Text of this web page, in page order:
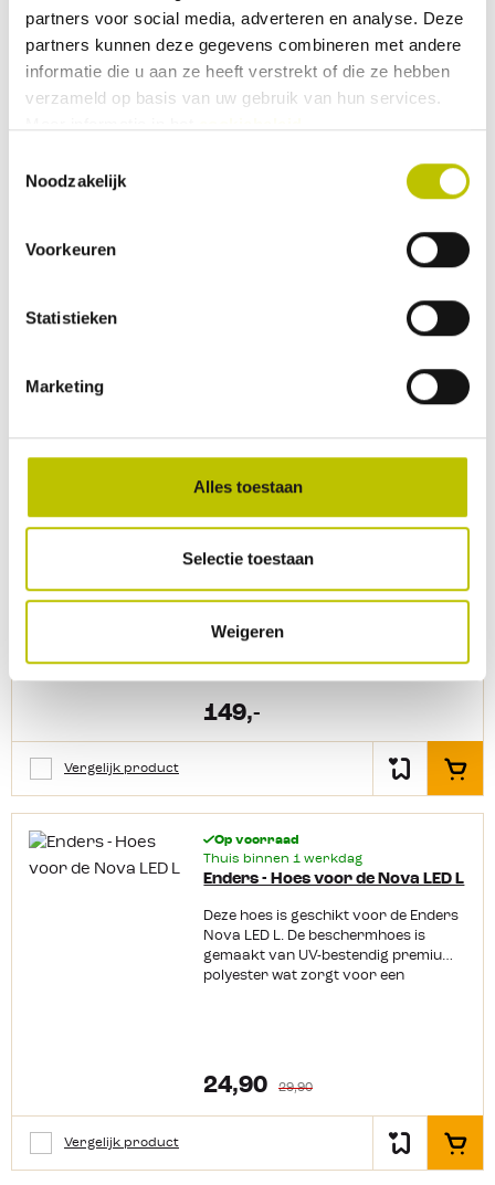
partners voor social media, adverteren en analyse. Deze
partners kunnen deze gegevens combineren met andere
informatie die u aan ze heeft verstrekt of die ze hebben
verzameld op basis van uw gebruik van hun services.
Noodzakelijk
Voorkeuren
Statistieken
Marketing
Alles toestaan
Selectie toestaan
Weigeren
omkasting lijkt op hamerslag Voor
199,-
In het
ML - Vuurschaal Metaal Ø 58 cm
Vergelijk product In het
Thuis binnen 1 werkdag
Terrasverwarmer
149,-
Vergelijk product In het
Op voorraad
Thuis binnen 1 werkdag
Enders - Hoes voor de Nova LED L
Deze hoes is geschikt voor de Enders
Nova LED L. De beschermhoes is
gemaakt van UV-bestendig premium
polyester wat zorgt voor een
zoom van de beschermhoes is
voorzien van geïntegreerde
magneten zodat deze gemakkelijk te
bevestigen is aan de Nova LED
24,90 29,90
Vergelijk product In het